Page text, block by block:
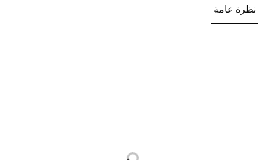
نظرة عامة